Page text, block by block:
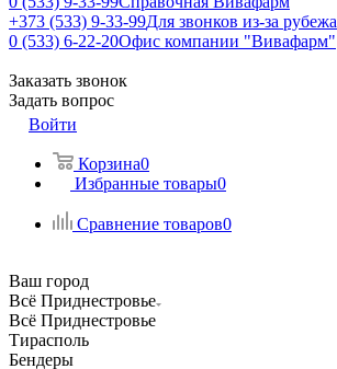
+373 (533) 9-33-99Для звонков из-за рубежа
0 (533) 6-22-20Офис компании "Вивафарм"
Заказать звонок
Задать вопрос
Войти
Корзина0
Избранные товары0
Сравнение товаров0
Ваш город
Всё Приднестровье
Всё Приднестровье
Тирасполь
Бендеры